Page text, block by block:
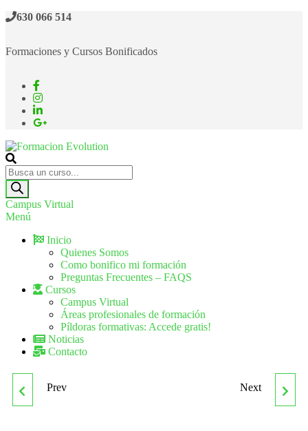
630 066 514
Formaciones y Cursos Bonificados
Formacion Evolution
Cursos de formación continua
Campus Virtual
Menú
Inicio
Quienes Somos
Como bonifico mi formación
Preguntas Frecuentes – FAQS
Cursos
Campus Virtual
Áreas profesionales de formación
Píldoras formativas: Accede gratis!
Noticias
Contacto
TÉCNICO PROFESIONAL
Prev TÉCNICO PROFESIONAL
Next